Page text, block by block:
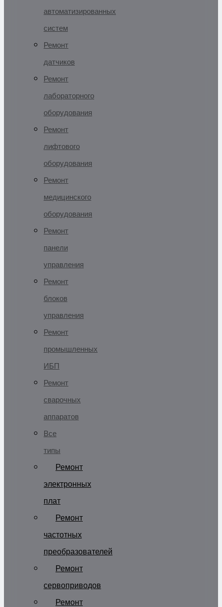
автоматизированных
систем
Ремонт
датчиков
Ремонт
лабораторного
оборудования
Ремонт
лифтового
оборудования
Ремонт
медицинского
оборудования
Ремонт
панели
управления
Ремонт
блоков
управления
Ремонт
промышленных
ИБП
Ремонт
сварочных
аппаратов
Все
типы
Ремонт
электронных
плат
Ремонт
частотных
преобразователей
Ремонт
сервоприводов
Ремонт